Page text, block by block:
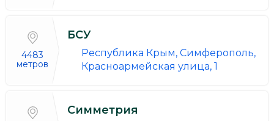
4483
метров
БСУ
Республика Крым, Симферополь,
Красноармейская улица, 1
Симметрия